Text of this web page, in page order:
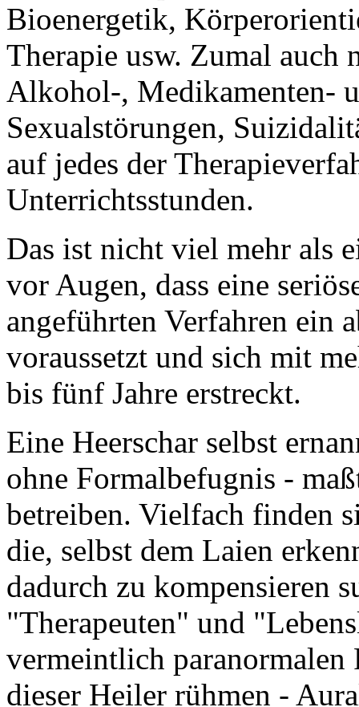
Bioenergetik,
Therapie usw. Zumal auch
Alkohol-, Medikamenten-
Sexualstörungen,
auf jedes der
Unterrichtsstunden.
Das ist nicht viel mehr als
vor Augen, dass eine
angeführten Verfahren ein
voraussetzt und sich mit
bis fünf Jahre erstreckt.
Eine Heerschar selbst
ohne Formalbefugnis -
betreiben. Vielfach finden
die, selbst dem Laien
dadurch zu kompensieren
"Therapeuten" und
vermeintlich
dieser Heiler rühmen -